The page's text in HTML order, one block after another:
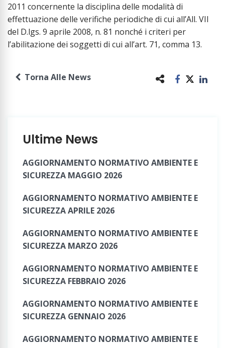
2011 concernente la disciplina delle modalità di
effettuazione delle verifiche periodiche di cui all’All. VII
del D.lgs. 9 aprile 2008, n. 81 nonché i criteri per
l’abilitazione dei soggetti di cui all’art. 71, comma 13.
Torna Alle News
Ultime News
AGGIORNAMENTO NORMATIVO AMBIENTE E
SICUREZZA MAGGIO 2026
AGGIORNAMENTO NORMATIVO AMBIENTE E
SICUREZZA APRILE 2026
AGGIORNAMENTO NORMATIVO AMBIENTE E
SICUREZZA MARZO 2026
AGGIORNAMENTO NORMATIVO AMBIENTE E
SICUREZZA FEBBRAIO 2026
AGGIORNAMENTO NORMATIVO AMBIENTE E
SICUREZZA GENNAIO 2026
AGGIORNAMENTO NORMATIVO AMBIENTE E